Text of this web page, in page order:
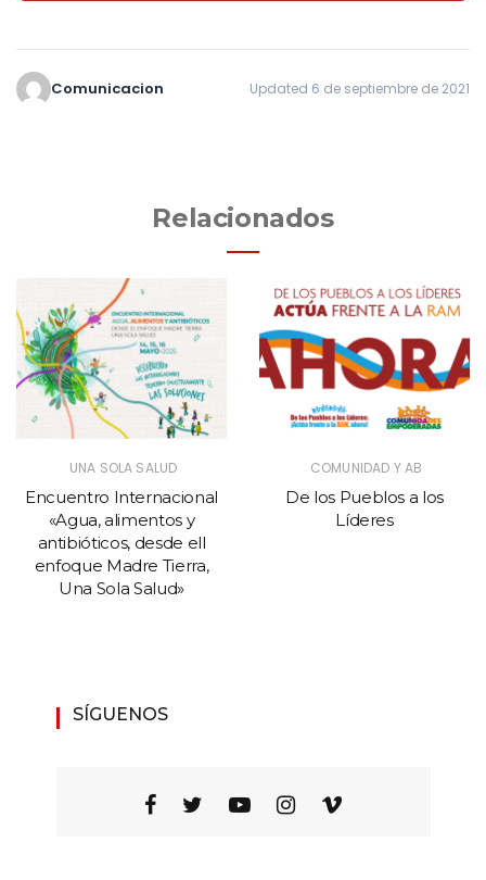
Comunicacion Updated 6 de septiembre de 2021
Relacionados
UNA SOLA SALUD
Encuentro Internacional
«Agua, alimentos y
antibióticos, desde ell
enfoque Madre Tierra,
Una Sola Salud»
COMUNIDAD Y AB
De los Pueblos a los
Líderes
SÍGUENOS